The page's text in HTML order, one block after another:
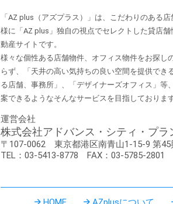
「AZ plus（アズプラス）」は、こだわりのある
様に「AZ plus」独⾃の視点でセレクトした貸店
動産サイトです。
様々な個性ある店舗物件、オフィス物件をお探し
らず、「天井の⾼い気持ちの良い空間を提供でき
る店舗、事務所」、「デザイナーズオフィス」等
案できるようなそんなサービスを⽬指しております
運営会社
株式会社アドバンス・シティ・プラ
〒107-0062 東京都港区南青山1-15-9 第45
TEL：03-5413-8778
FAX：03-5785-2801